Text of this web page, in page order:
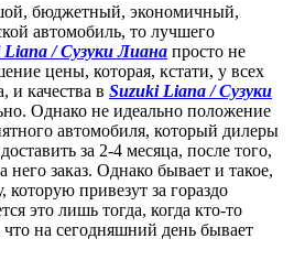
бюджетный, экономичный,
автомобиль, то лучшего
Liana / Сузуки Лиана просто не
цены, которая, кстати, у всех
и качества в Suzuki Liana / Сузуки
Однако не идеально положение
автомобиля, который дилеры
за 2-4 месяца, после того,
него заказ. Однако бывает и такое,
привезут за гораздо
это лишь тогда, когда кто-то
на сегодняшний день бывает